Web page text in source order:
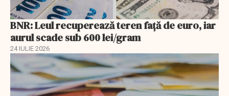
BNR: Leul recuperează teren faţă de euro, iar
aurul scade sub 600 lei/gram
24 IULIE 2026